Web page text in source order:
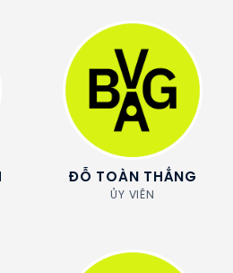
ĐỖ TOÀN THẮNG
ỦY VIÊN